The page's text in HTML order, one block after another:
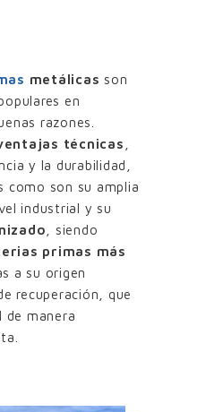
metálicas son
en
razones.
técnicas
y la durabilidad,
como son su amplia
industrial y su
, siendo
primas más
a su origen
recuperación, que
de manera